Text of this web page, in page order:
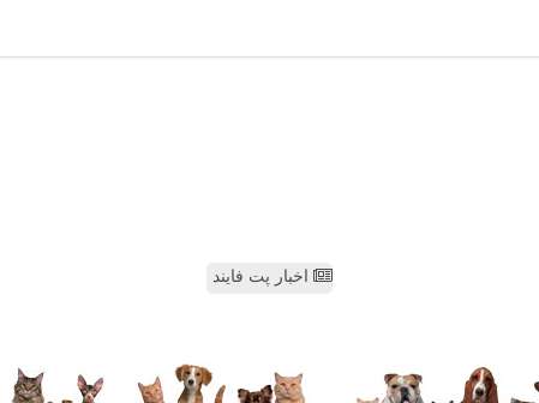
اخبار پت فایند